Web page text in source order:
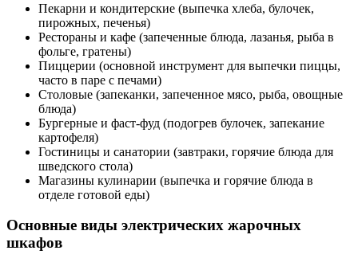
Пекарни и кондитерские (выпечка хлеба, булочек,
пирожных, печенья)
Рестораны и кафе (запеченные блюда, лазанья, рыба в
фольге, гратены)
Пиццерии (основной инструмент для выпечки пиццы,
часто в паре с печами)
Столовые (запеканки, запеченное мясо, рыба, овощные
блюда)
Бургерные и фаст-фуд (подогрев булочек, запекание
картофеля)
Гостиницы и санатории (завтраки, горячие блюда для
шведского стола)
Магазины кулинарии (выпечка и горячие блюда в
отделе готовой еды)
Основные виды электрических жарочных
шкафов